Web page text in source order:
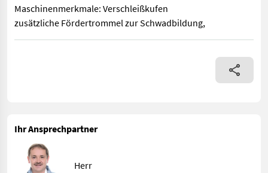
Maschinenmerkmale: Verschleißkufen
zusätzliche Fördertrommel zur Schwadbildung,
Klassifizierung: Neumaschine; Arbeitsbreite: 3;
Ihr Ansprechpartner
Herr